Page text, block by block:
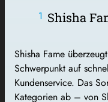
Shisha
Shisha Fame
Schwerpunkt auf
Kundenservice. Das
Kategorien ab – von